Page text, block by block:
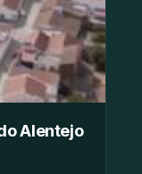
Alentejo